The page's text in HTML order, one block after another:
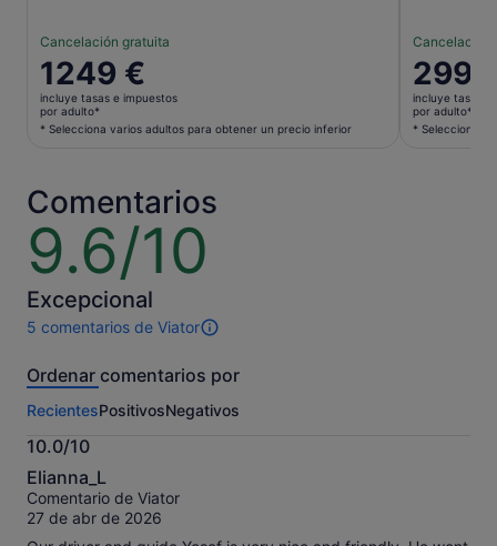
Cancelación gratuita
El
precio
es
de
adulto*
* Selecciona
varios
adultos
obtener
un
inferior
1249 €
incluye tasas e impuestos
por adulto*
* Selecciona varios adultos para obtener un precio inferior
Cancelación
El
precio
es
de
incluye tasas e
por adulto*
* Selecciona
Comentarios
9.6/10
9.6
sobre
10
Excepcional
5 comentarios de Viator
5 comentarios
esta
Más
información
sobre
nuestros
comentarios
contrastados.
Ordenar comentarios por
RecientesPositivosNegativos
10.0/10
10.0
sobre
10
Elianna_L
Comentario de Viator
27 de abr de 2026